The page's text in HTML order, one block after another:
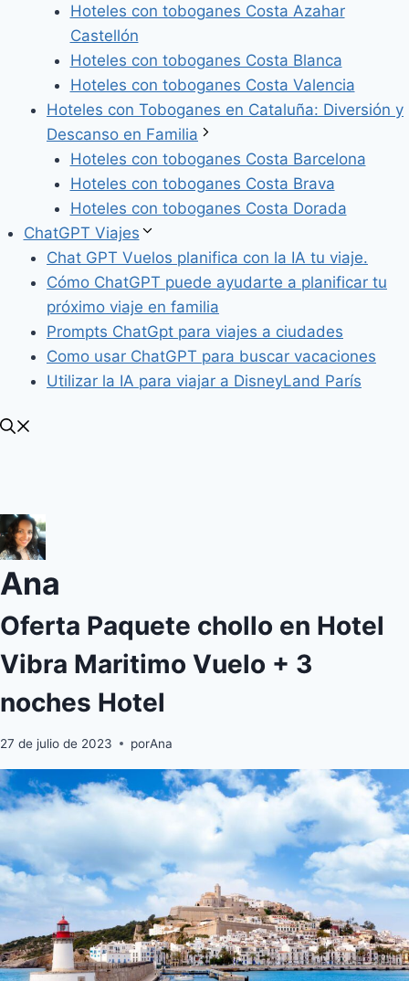
Hoteles con toboganes Costa Azahar
Castellón
Hoteles con toboganes Costa Blanca
Hoteles con toboganes Costa Valencia
Hoteles con Toboganes en Cataluña: Diversión y
Descanso en Familia
Hoteles con toboganes Costa Barcelona
Hoteles con toboganes Costa Brava
Hoteles con toboganes Costa Dorada
ChatGPT Viajes
Chat GPT Vuelos planifica con la IA tu viaje.
Cómo ChatGPT puede ayudarte a planificar tu
próximo viaje en familia
Prompts ChatGpt para viajes a ciudades
Como usar ChatGPT para buscar vacaciones
Utilizar la IA para viajar a DisneyLand París
Ana
Oferta Paquete chollo en Hotel
Vibra Maritimo Vuelo + 3
noches Hotel
27 de julio de 2023 porAna